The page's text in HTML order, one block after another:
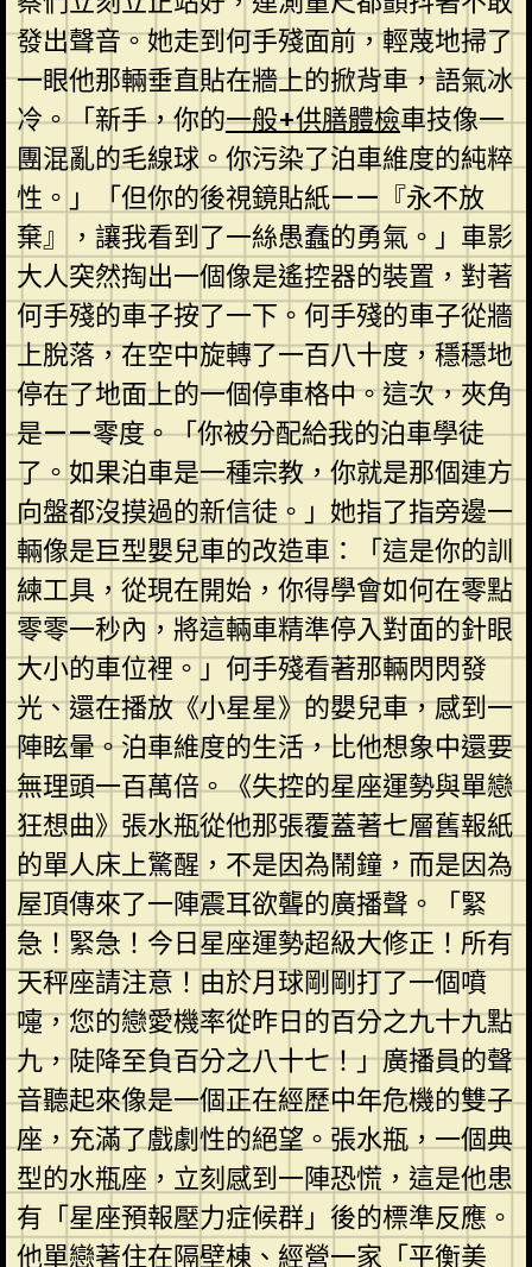
發出聲音。她走到何手殘面前，輕蔑地掃了
一眼他那輛垂直貼在牆上的掀背車，語氣冰
冷。「新手，你的一般+供膳體檢車技像一
團混亂的毛線球。你污染了泊車維度的純粹
性。」「但你的後視鏡貼紙——『永不放
棄』，讓我看到了一絲愚蠢的勇氣。」車影
大人突然掏出一個像是遙控器的裝置，對著
何手殘的車子按了一下。何手殘的車子從牆
上脫落，在空中旋轉了一百八十度，穩穩地
停在了地面上的一個停車格中。這次，夾角
是——零度。「你被分配給我的泊車學徒
了。如果泊車是一種宗教，你就是那個連方
向盤都沒摸過的新信徒。」她指了指旁邊一
輛像是巨型嬰兒車的改造車：「這是你的訓
練工具，從現在開始，你得學會如何在零點
零零一秒內，將這輛車精準停入對面的針眼
大小的車位裡。」何手殘看著那輛閃閃發
光、還在播放《小星星》的嬰兒車，感到一
陣眩暈。泊車維度的生活，比他想象中還要
無理頭一百萬倍。《失控的星座運勢與單戀
狂想曲》張水瓶從他那張覆蓋著七層舊報紙
的單人床上驚醒，不是因為鬧鐘，而是因為
屋頂傳來了一陣震耳欲聾的廣播聲。「緊
急！緊急！今日星座運勢超級大修正！所有
天秤座請注意！由於月球剛剛打了一個噴
嚏，您的戀愛機率從昨日的百分之九十九點
九，陡降至負百分之八十七！」廣播員的聲
音聽起來像是一個正在經歷中年危機的雙子
座，充滿了戲劇性的絕望。張水瓶，一個典
型的水瓶座，立刻感到一陣恐慌，這是他患
有「星座預報壓力症候群」後的標準反應。
他單戀著住在隔壁棟、經營一家「平衡美